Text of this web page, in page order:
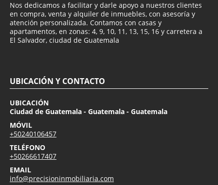
Nos dedicamos a facilitar y darle apoyo a nuestros clientes
en compra, venta y alquiler de inmuebles, con asesoría y
atención personalizada. Contamos con casas y
apartamentos, en zonas: 4, 9, 10, 11, 13, 15, 16 y carretera a
El Salvador, ciudad de Guatemala
UBICACIÓN Y CONTACTO
UBICACIÓN
Ciudad de Guatemala - Guatemala - Guatemala
MÓVIL
+50240106457
TELÉFONO
+50266617407
EMAIL
info@precisioninmobiliaria.com